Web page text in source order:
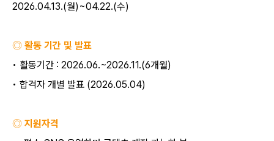
2026.04.13.(월)~04.22.(수)
◎ 활동 기간 및 발표
• 활동기간 : 2026.06.~2026.11.(6개월)
• 합격자 개별 발표 (2026.05.04)
◎ 지원자격